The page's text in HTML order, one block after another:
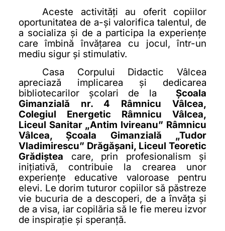
Aceste activități au oferit copiilor
oportunitatea de a-și valorifica talentul, de
a socializa și de a participa la experiențe
care îmbină învățarea cu jocul, într-un
mediu sigur și stimulativ.
Casa Corpului Didactic Vâlcea
apreciază implicarea și dedicarea
bibliotecarilor școlari de laȘcoala
Gimanzială nr. 4 Râmnicu Vâlcea,
Colegiul Energetic Râmnicu Vâlcea,
Liceul Sanitar „Antim Ivireanu” Râmnicu
Vâlcea, Școala Gimanzială „Tudor
Vladimirescu” Drăgășani, Liceul Teoretic
Grădiștea care, prin profesionalism și
inițiativă, contribuie la crearea unor
experiențe educative valoroase pentru
elevi. Le dorim tuturor copiilor să păstreze
vie bucuria de a descoperi, de a învăța și
de a visa, iar copilăria să le fie mereu izvor
de inspirație și speranță.